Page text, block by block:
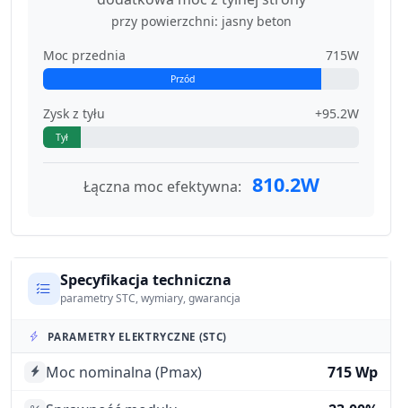
przy powierzchni: jasny beton
Moc przednia
715W
Przód
Zysk z tyłu +95.2W
Tył
Łączna moc efektywna: 810.2W
Specyfikacja techniczna
parametry STC, wymiary, gwarancja
PARAMETRY ELEKTRYCZNE (STC)
Moc nominalna (Pmax)
715 Wp